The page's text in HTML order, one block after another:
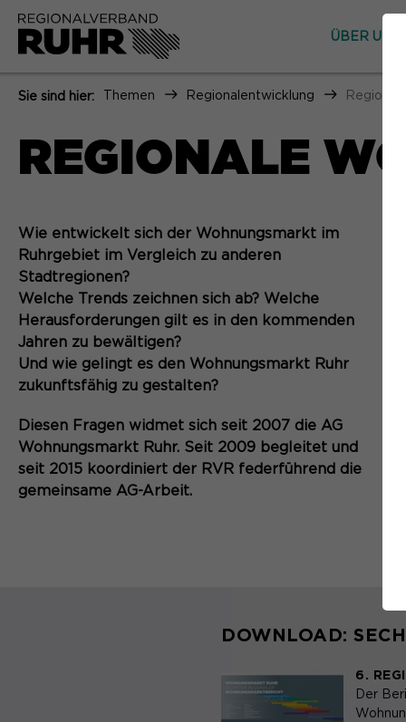
ÜBER UNS
Sie sind hier: Themen Regionalentwicklung
REGIONALE
Wie entwickelt sich der Wohnungsmarkt im
Ruhrgebiet im Vergleich zu anderen
Stadtregionen?
Welche Trends zeichnen sich ab? Welche
Herausforderungen gilt es in den kommenden
Jahren zu bewältigen?
Und wie gelingt es den Wohnungsmarkt Ruhr
zukunftsfähig zu gestalten?
Diesen Fragen widmet sich seit 2007 die AG
Wohnungsmarkt Ruhr. Seit 2009 begleitet und
seit 2015 koordiniert der RVR federführend die
gemeinsame AG-Arbeit.
DOWNLOAD:
6.
Der